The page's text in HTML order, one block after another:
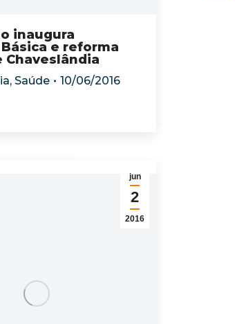
inaugura
e reforma
Chaveslândia
, Saúde 10/06/2016
jun
2
2016